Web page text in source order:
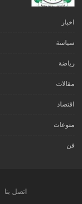
اخبار
سياسة
رياضة
مقالات
اقتصاد
منوعات
فن
اتصل بنا